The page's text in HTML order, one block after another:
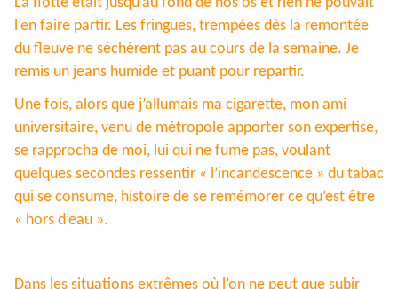
l’en faire partir. Les fringues, trempées dès la remontée
du fleuve ne séchèrent pas au cours de la semaine. Je
remis un jeans humide et puant pour repartir.
Une fois, alors que j’allumais ma cigarette, mon ami
universitaire, venu de métropole apporter son expertise,
se rapprocha de moi, lui qui ne fume pas, voulant
quelques secondes ressentir « l’incandescence » du tabac
qui se consume, histoire de se remémorer ce qu’est être
« hors d’eau ».
Dans les situations extrêmes où l’on ne peut que subir